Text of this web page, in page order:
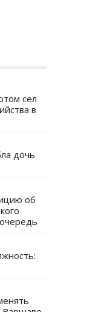
сел
в
дочь
об